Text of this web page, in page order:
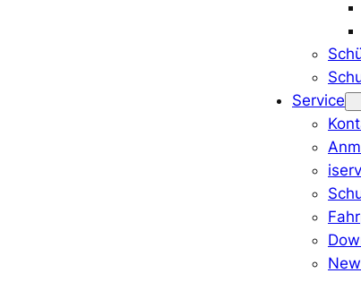
Service
iserv